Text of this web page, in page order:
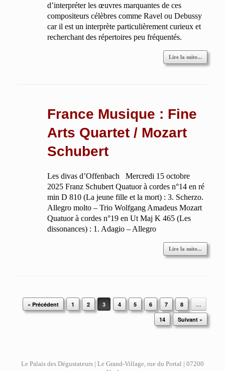
d’interpréter les œuvres marquantes de ces
compositeurs célèbres comme Ravel ou Debussy
car il est un interprète particulièrement curieux et
recherchant des répertoires peu fréquentés.
Lire la suite...
France Musique : Fine
Arts Quartet / Mozart
Schubert
Les divas d’Offenbach Mercredi 15 octobre
2025 Franz Schubert Quatuor à cordes n°14 en ré
min D 810 (La jeune fille et la mort) : 3. Scherzo.
Allegro molto – Trio Wolfgang Amadeus Mozart
Quatuor à cordes n°19 en Ut Maj K 465 (Les
dissonances) : 1. Adagio – Allegro
Lire la suite...
Post navigation
« Précédent 1 2 3 4 5 6 7 8
…
14
Suivant »
Le Palais des Dégustateurs | Le Grand-Village, rue du Portal | 07200